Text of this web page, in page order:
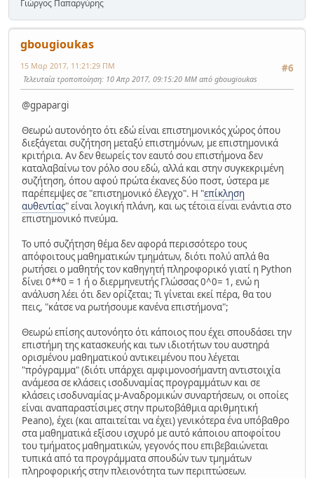
Γιώργος Παπαργύρης
gbougioukas
#6
15 Μαρ 2017, 11:21:29 ΠΜ
Τελευταία τροποποίηση: 10 Απρ 2017, 09:15:20 ΜΜ από gbougioukas
@gpapargi
Θεωρώ αυτονόητο ότι εδώ είναι επιστημονικός χώρος όπου
διεξάγεται συζήτηση μεταξύ επιστημόνων, με επιστημονικά
κριτήρια. Αν δεν θεωρείς τον εαυτό σου επιστήμονα δεν
καταλαβαίνω τον ρόλο σου εδώ, αλλά και στην συγκεκριμένη
συζήτηση, όπου αφού πρώτα έκανες δύο ποστ, ύστερα με
παρέπεμψες σε "επιστημονικό έλεγχο". Η "επίκληση
αυθεντίας" είναι λογική πλάνη, και ως τέτοια είναι ενάντια στο
επιστημονικό πνεύμα.
Το υπό συζήτηση θέμα δεν αφορά περισσότερο τους
απόφοιτους μαθηματικών τμημάτων, διότι πολύ απλά θα
ρωτήσει ο μαθητής τον καθηγητή πληροφορικό γιατί η Python
δίνει 0**0 = 1 ή ο διερμηνευτής Γλώσσας 0^0= 1, ενώ η
ανάλυση λέει ότι δεν ορίζεται; Τι γίνεται εκεί πέρα, θα του
πεις, "κάτσε να ρωτήσουμε κανένα επιστήμονα";
Θεωρώ επίσης αυτονόητο ότι κάποιος που έχει σπουδάσει την
επιστήμη της κατασκευής και των ιδιοτήτων του αυστηρά
ορισμένου μαθηματικού αντικειμένου που λέγεται
"πρόγραμμα" (διότι υπάρχει αμφιμονοσήμαντη αντιστοιχία
ανάμεσα σε κλάσεις ισοδυναμίας προγραμμάτων και σε
κλάσεις ισοδυναμίας μ-Αναδρομικών συναρτήσεων, οι οποίες
είναι αναπαραστίσιμες στην πρωτοβάθμια αριθμητική
Peano), έχει (και απαιτείται να έχει) γενικότερα ένα υπόβαθρο
στα μαθηματικά εξίσου ισχυρό με αυτό κάποιου αποφοίτου
του τμήματος μαθηματικών, γεγονός που επιβεβαιώνεται
τυπικά από τα προγράμματα σπουδών των τμημάτων
πληροφορικής στην πλειονότητα των περιπτώσεων.